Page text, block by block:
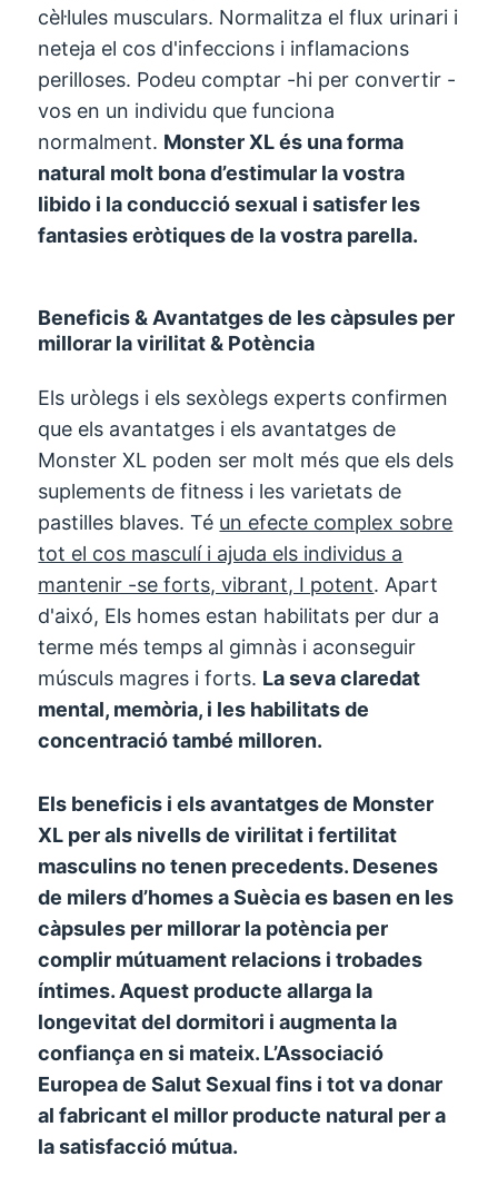
cèl·lules musculars. Normalitza el flux urinari i
neteja el cos d'infeccions i inflamacions
perilloses. Podeu comptar -hi per convertir -
vos en un individu que funciona
normalment. Monster XL és una forma
natural molt bona d’estimular la vostra
libido i la conducció sexual i satisfer les
fantasies eròtiques de la vostra parella.
Beneficis & Avantatges de les càpsules per
millorar la virilitat & Potència
Els uròlegs i els sexòlegs experts confirmen
que els avantatges i els avantatges de
Monster XL poden ser molt més que els dels
suplements de fitness i les varietats de
pastilles blaves. Té un efecte complex sobre
tot el cos masculí i ajuda els individus a
mantenir -se forts, vibrant, I potent. Apart
d'aixó, Els homes estan habilitats per dur a
terme més temps al gimnàs i aconseguir
músculs magres i forts. La seva claredat
mental, memòria, i les habilitats de
concentració també milloren.
Els beneficis i els avantatges de Monster
XL per als nivells de virilitat i fertilitat
masculins no tenen precedents. Desenes
de milers d’homes a Suècia es basen en les
càpsules per millorar la potència per
complir mútuament relacions i trobades
íntimes. Aquest producte allarga la
longevitat del dormitori i augmenta la
confiança en si mateix. L’Associació
Europea de Salut Sexual fins i tot va donar
al fabricant el millor producte natural per a
la satisfacció mútua.